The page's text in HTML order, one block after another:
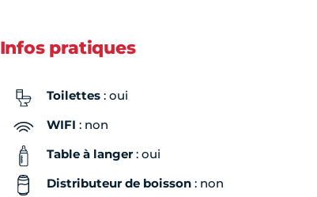
Dimanche
Infos pratiques
Toilettes: oui
WIFI : non
Table à langer: oui
Distributeur de boisson: non